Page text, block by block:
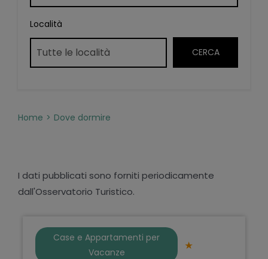
Località
Home Dove dormire
I dati pubblicati sono forniti periodicamente
dall'Osservatorio Turistico.
Case e Appartamenti per
Vacanze